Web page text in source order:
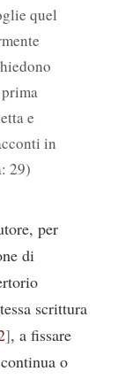
quel
e
in
29)
per
di
scrittura
, a fissare
o